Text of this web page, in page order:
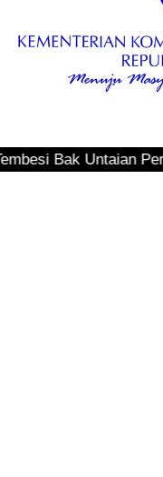
Bak Untaian